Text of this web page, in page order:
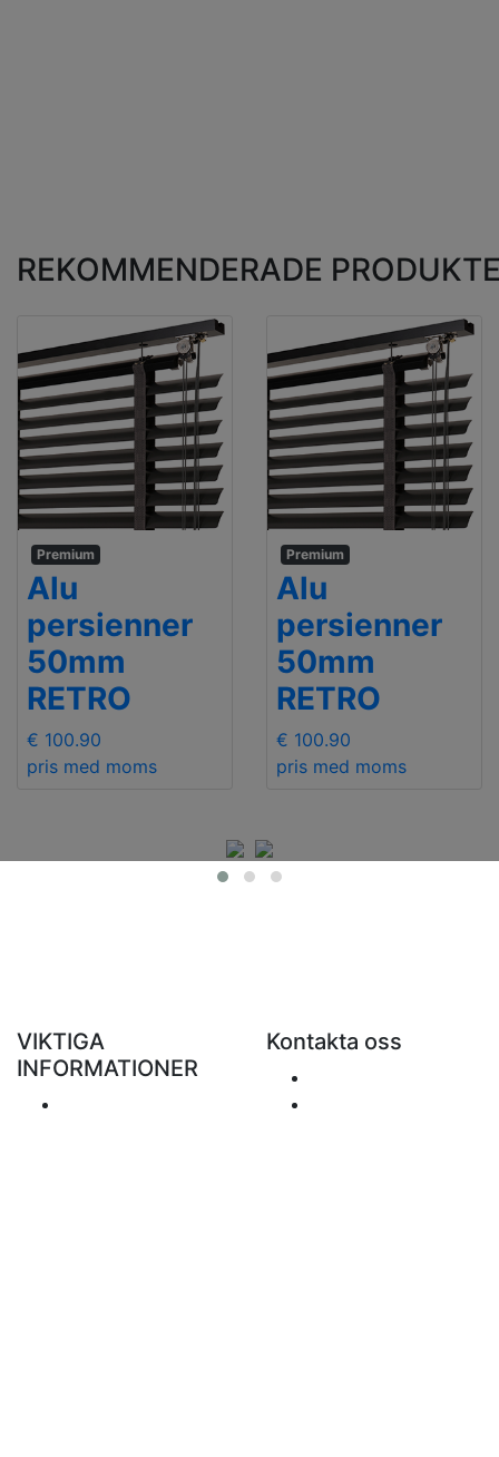
REKOMMENDERADE
Premium
Alu
persienner
50mm
RETRO
€ 100.90
pris med moms
Premium
Alu
persienner
50mm
RETRO
€ 100.90
pris med moms
VIKTIGA
INFORMATIONER
Kontakta oss